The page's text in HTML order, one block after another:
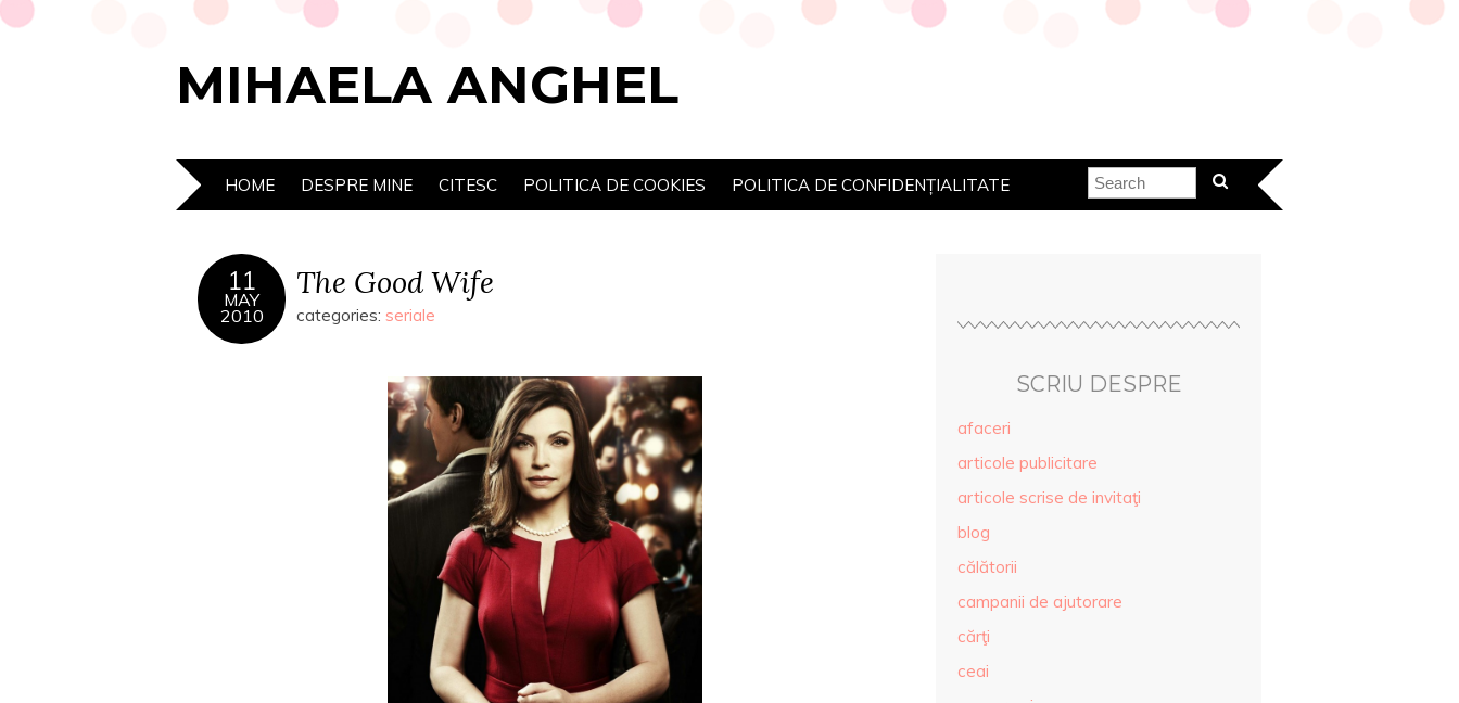
MIHAELA ANGHEL
HOME DESPRE MINE CITESC POLITICA DE COOKIES POLITICA DE CONFIDENȚIALITATE
11
MAY
2010
The Good Wife
categories: seriale
SCRIU DESPRE
afaceri
articole publicitare
articole scrise de invitaţi
blog
călătorii
campanii de ajutorare
cărţi
ceai